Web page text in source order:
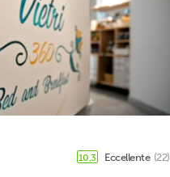
10,3 Eccellente (22)